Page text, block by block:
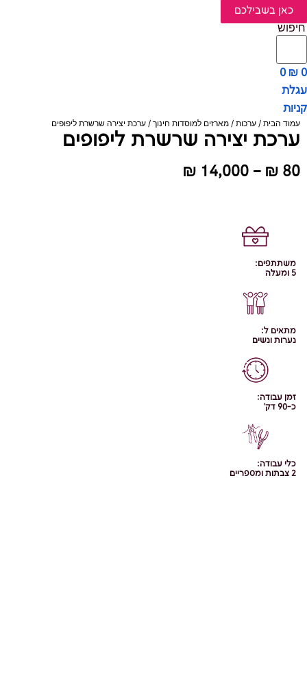
כאן בשבילכם
חיפוש
₪ 0
0
עגלת
קניות
עמוד הבית / ערכות / מארזים למוסדות חינוך / ערכת יצירה שרשרת ליפופים
ערכת יצירה שרשרת ליפופים
₪ 80
–
₪ 14,000
משתתפים:
5 ומעלה
מתאים ל:
נערות ונשים
זמן עבודה:
כ-90 דק'
כלי עבודה:
2 צבתות ומספריים